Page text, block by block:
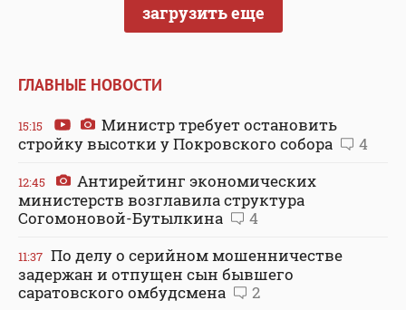
загрузить еще
ГЛАВНЫЕ НОВОСТИ
15:15
Министр требует остановить
стройку высотки у Покровского собора
4
12:45
Антирейтинг экономических
министерств возглавила структура
Согомоновой-Бутылкина
4
11:37 По делу о серийном мошенничестве
задержан и отпущен сын бывшего
саратовского омбудсмена
2